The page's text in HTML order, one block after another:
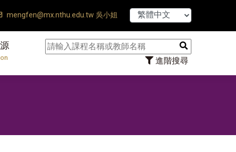
mengfen@mx.nthu.edu.tw 吳小姐
進階搜尋
【7/31】